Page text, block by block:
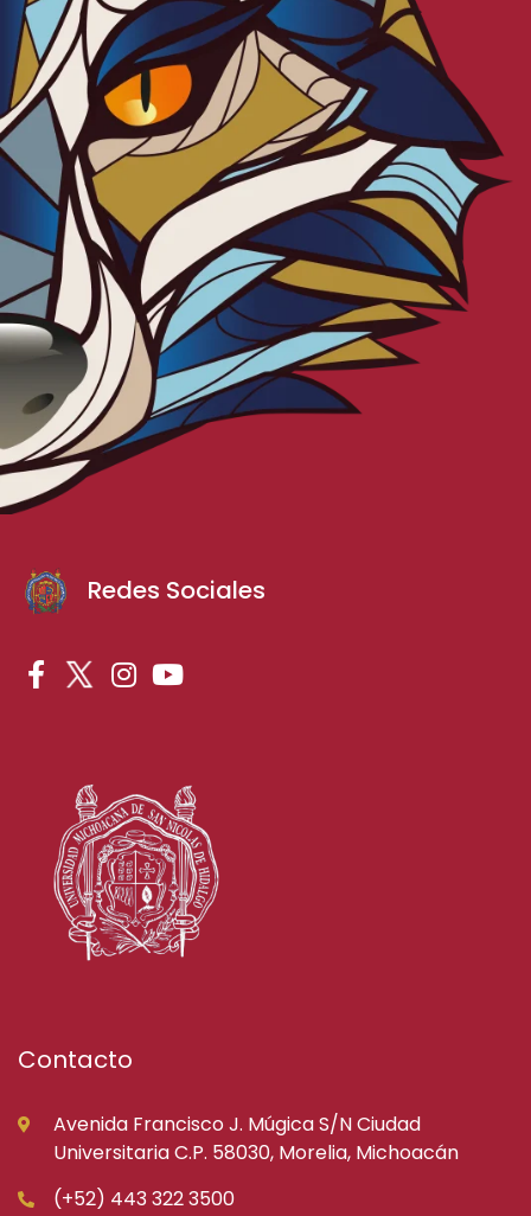
Redes Sociales
Contacto
Avenida Francisco J. Múgica S/N Ciudad
Universitaria C.P. 58030, Morelia, Michoacán
(+52) 443 322 3500